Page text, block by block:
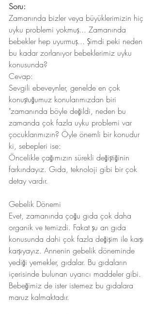
Soru:
Zamanında bizler veya büyüklerimizin hiç
uyku problemi yokmuş... Zamanında
bebekler hep uyurmuş... Şimdi peki neden
bu kadar zorlanıyor bebeklerimiz uyku
konusunda?
Cevap:
Sevgili ebeveynler, genelde en çok
konuştuğumuz konularımızdan biri
"zamanında böyle değildi, neden bu
zamanda çok fazla uyku problemi var
çocuklarımızın? Öyle önemli bir konudur
ki, sebepleri ise:
Öncelikle çağımızın sürekli değiştiğinin
farkındayız. Gıda, teknoloji gibi bir çok
detay vardır.
Gebelik Dönemi
Evet, zamanında çoğu gıda çok daha
organik ve temizdi. Fakat şu an gıda
konusunda dahi çok fazla değişim ile karşı
karşıyayız. Annenin gebelik döneminde
yediği yemekler, gıdalar. Bu gıdaların
içerisinde bulunan uyarıcı maddeler gibi.
Bebeğimiz de ister istemez bu gıdalara
maruz kalmaktadır.